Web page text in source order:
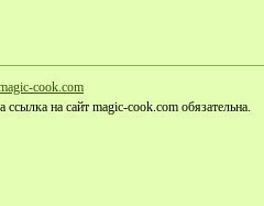
cook.com
на сайт magic-cook.com обязательна.